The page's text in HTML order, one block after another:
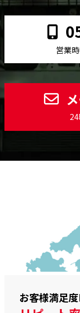
営業
お客様満足度